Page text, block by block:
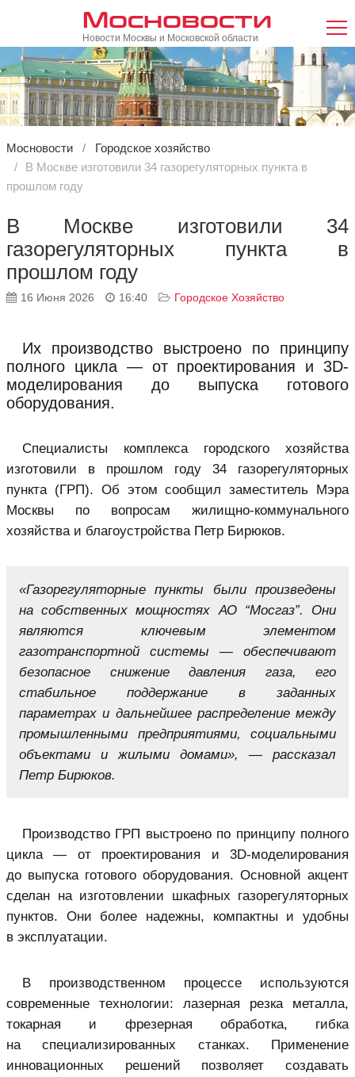
Мосновости
Новости Москвы и Московской области
Мосновости
Городское хозяйство
В Москве изготовили 34 газорегуляторных пункта в
прошлом году
В Москве изготовили 34
газорегуляторных пункта в
прошлом году
16 Июня 2026 16:40 Городское Хозяйство
Их производство выстроено по принципу
полного цикла — от проектирования и 3D-
моделирования до выпуска готового
оборудования.
Специалисты комплекса городского хозяйства
изготовили в прошлом году 34 газорегуляторных
пункта (ГРП). Об этом сообщил заместитель Мэра
Москвы по вопросам жилищно-коммунального
хозяйства и благоустройства Петр Бирюков.
«Газорегуляторные пункты были произведены
на собственных мощностях АО “Мосгаз”. Они
являются ключевым элементом
газотранспортной системы — обеспечивают
безопасное снижение давления газа, его
стабильное поддержание в заданных
параметрах и дальнейшее распределение между
промышленными предприятиями, социальными
объектами и жилыми домами», — рассказал
Петр Бирюков.
Производство ГРП выстроено по принципу полного
цикла — от проектирования и 3D-моделирования
до выпуска готового оборудования. Основной акцент
сделан на изготовлении шкафных газорегуляторных
пунктов. Они более надежны, компактны и удобны
в эксплуатации.
В производственном процессе используются
современные технологии: лазерная резка металла,
токарная и фрезерная обработка, гибка
на специализированных станках. Применение
инновационных решений позволяет создавать